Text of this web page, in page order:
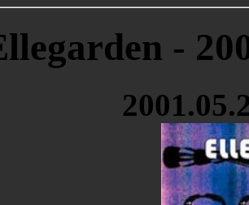
-